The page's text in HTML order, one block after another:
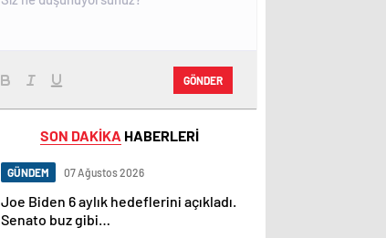
GÖNDER
SON DAKİKA HABERLERİ
GÜNDEM 07 Ağustos 2026
Joe Biden 6 aylık hedeflerini açıkladı.
Senato buz gibi…